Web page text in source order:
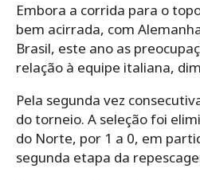
Embora a corrida para o
bem acirrada, com
Brasil, este ano as
relação à equipe italiana,
Pela segunda vez
do torneio. A seleção foi
do Norte, por 1 a 0, em
segunda etapa da